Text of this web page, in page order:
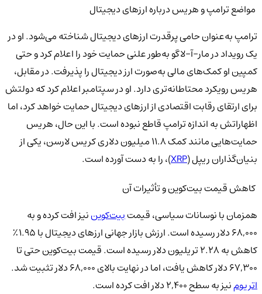
مواضع ترامپ و هریس درباره ارزهای دیجیتال
ترامپ به‌عنوان حامی پرقدرت ارزهای دیجیتال شناخته می‌شود. او در
یک رویداد در مار-آ-لاگو به‌طور علنی حمایت خود را اعلام کرد و حتی
کمپین او کمک‌های مالی به‌صورت ارز دیجیتال را پذیرفت. در مقابل،
هریس رویکرد محتاطانه‌تری دارد. او در سپتامبر اعلام کرد که دولتش
برای ارتقای رقابت اقتصادی از ارزهای دیجیتال حمایت خواهد کرد، اما
اظهاراتش به اندازه ترامپ قاطع نبوده است. با این حال، هریس
حمایت‌هایی مانند کمک ۱۱.۸ میلیون دلاری کریس لارسن، یکی از
بنیان‌گذاران ریپل (XRP)، را به دست آورده است.
کاهش قیمت بیت‌کوین و تأثیرات آن
همزمان با نوسانات سیاسی، قیمتبیت‌کویننیز افت کرده و به
۶۸,۰۰۰ دلار رسیده است. ارزش بازار جهانی ارزهای دیجیتال با ۱.۹۵٪
کاهش به ۲.۲۸ تریلیون دلار رسیده است. قیمت بیت‌کوین حتی تا
۶۷,۳۰۰ دلار کاهش یافت، اما در نهایت بالای ۶۸,۰۰۰ دلار تثبیت شد.
اتریومنیز به سطح ۲,۴۰۰ دلار افت کرده است.